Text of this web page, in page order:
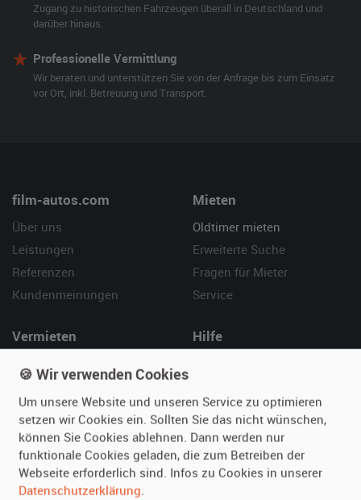
Zugang zu historischen Fahrzeugen überall in Deutschland und
darüber hinaus.
Professionelle Vermittlung
Wir beraten und unterstützen Sie von der Anfrage bis zum Einsatz
vor Ort, inkl. Betreuung und Transport.
film-autos.com
Über uns
Leistungen
Referenzen
Kundenmeinungen
Mieten
Oldtimer mieten
Erweiterte Suche
Fragen für Mieter
Service
Vermieten
Fragen für Vermieter
Inserat verwalten
Hilfe
Kontakt
SPECIAL
Berühmte Filmautos –
🍪 Wir verwenden Cookies
Um unsere Website und unseren Service zu optimieren
setzen wir Cookies ein. Sollten Sie das nicht wünschen,
können Sie Cookies ablehnen. Dann werden nur
funktionale Cookies geladen, die zum Betreiben der
Webseite erforderlich sind. Infos zu Cookies in unserer
Datenschutzerklärung.